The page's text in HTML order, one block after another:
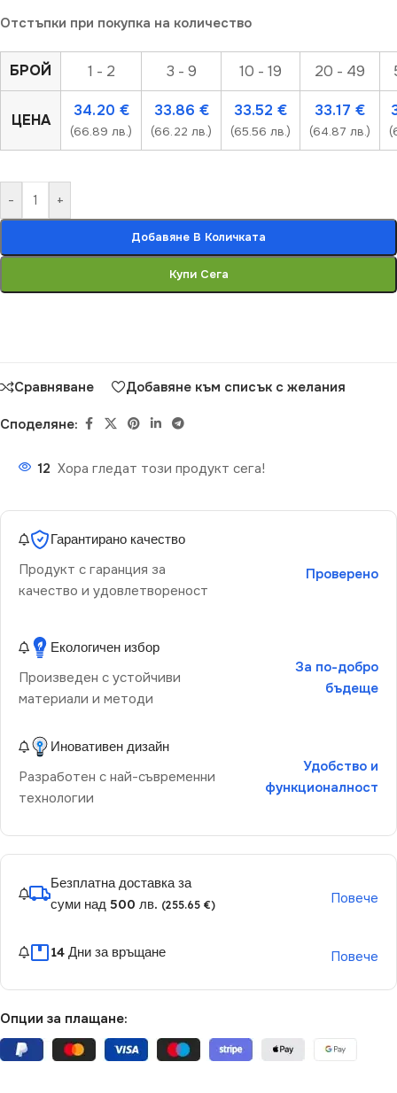
Отстъпки при покупка на количество
БРОЙ 1 - 2 3 - 9 10 - 19 20 - 49
ЦЕНА
34.20 €
(66.89 лв.)
33.86 €
(66.22 лв.)
33.52 €
(65.56 лв.)
33.17 €
(64.87 лв.)
- +
Добавяне В Количката
Купи Сега
Сравняване Добавяне към списък с желания
Споделяне:
12 Хора гледат този продукт сега!
Гарантирано качество
Продукт с гаранция за
качество и удовлетвореност
Проверено
Екологичен избор
Произведен с устойчиви
материали и методи
За по-добро
бъдеще
Иновативен дизайн
Разработен с най-съвременни
технологии
Удобство и
функционалност
Безплатна доставка за
суми над 500 лв. (255.65 €) Повече
14 Дни за връщане Повече
Опции за плащане: